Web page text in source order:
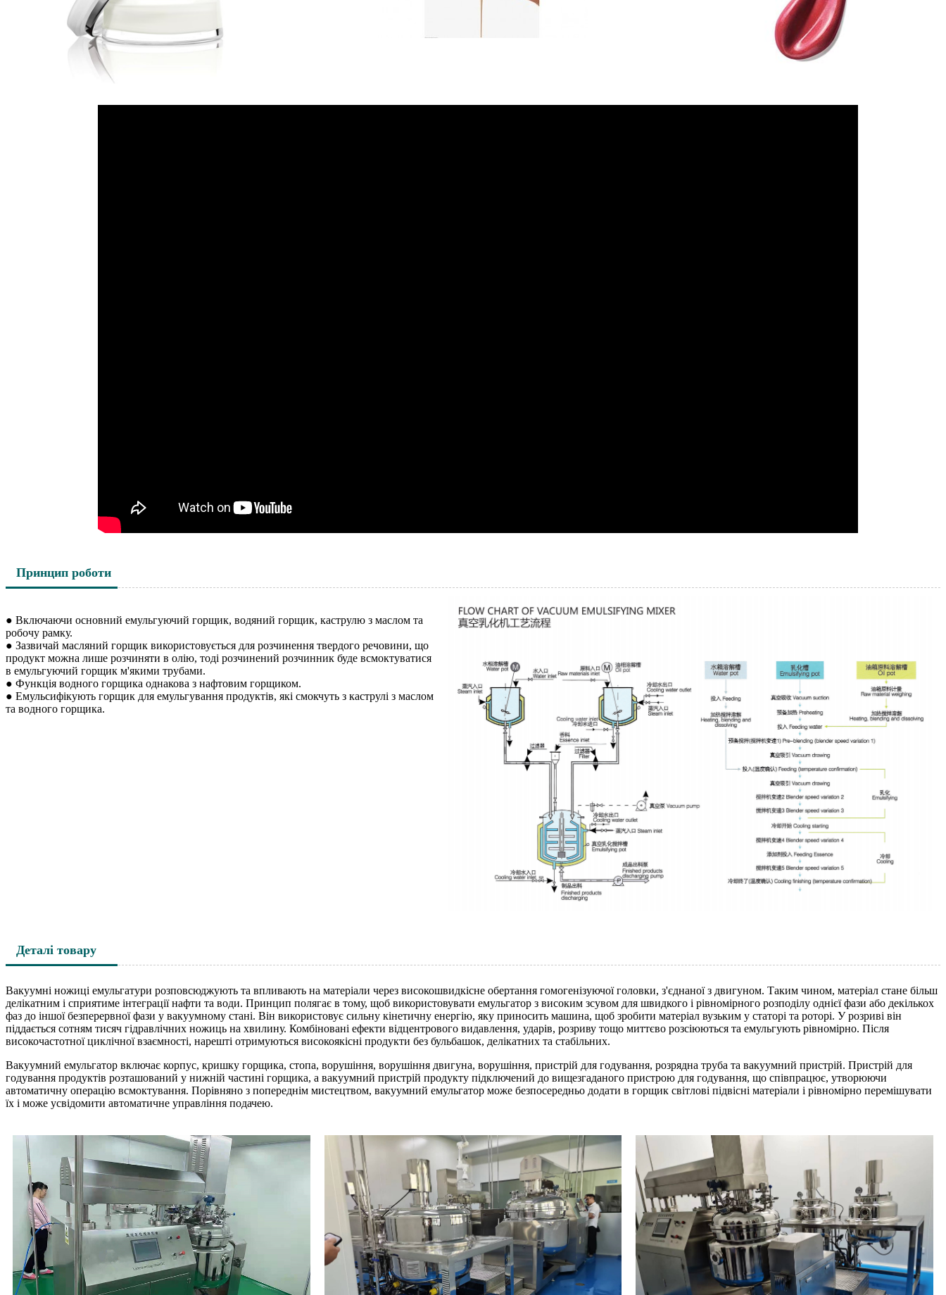
Принцип роботи
● Включаючи основний емульгуючий горщик, водяний горщик, каструлю з маслом та
робочу рамку.
● Зазвичай масляний горщик використовується для розчинення твердого речовини, що
продукт можна лише розчиняти в олію, тоді розчинений розчинник буде всмоктуватися
в емульгуючий горщик м'якими трубами.
● Функція водного горщика однакова з нафтовим горщиком.
● Емульсифікують горщик для емульгування продуктів, які смокчуть з каструлі з маслом
та водного горщика.
Деталі товару
Вакуумні ножиці емульгатури розповсюджують та впливають на матеріали через високошвидкісне обертання гомогенізуючої головки, з'єднаної з двигуном. Таким чином, матеріал стане більш
делікатним і сприятиме інтеграції нафти та води. Принцип полягає в тому, щоб використовувати емульгатор з високим зсувом для швидкого і рівномірного розподілу однієї фази або декількох
фаз до іншої безперервної фази у вакуумному стані. Він використовує сильну кінетичну енергію, яку приносить машина, щоб зробити матеріал вузьким у статорі та роторі. У розриві він
піддається сотням тисяч гідравлічних ножиць на хвилину. Комбіновані ефекти відцентрового видавлення, ударів, розриву тощо миттєво розсіюються та емульгують рівномірно. Після
високочастотної циклічної взаємності, нарешті отримуються високоякісні продукти без бульбашок, делікатних та стабільних.
Вакуумний емульгатор включає корпус, кришку горщика, стопа, ворушіння, ворушіння двигуна, ворушіння, пристрій для годування, розрядна труба та вакуумний пристрій. Пристрій для
годування продуктів розташований у нижній частині горщика, а вакуумний пристрій продукту підключений до вищезгаданого пристрою для годування, що співпрацює, утворюючи
автоматичну операцію всмоктування. Порівняно з попереднім мистецтвом, вакуумний емульгатор може безпосередньо додати в горщик світлові підвісні матеріали і рівномірно перемішувати
їх і може усвідомити автоматичне управління подачею.